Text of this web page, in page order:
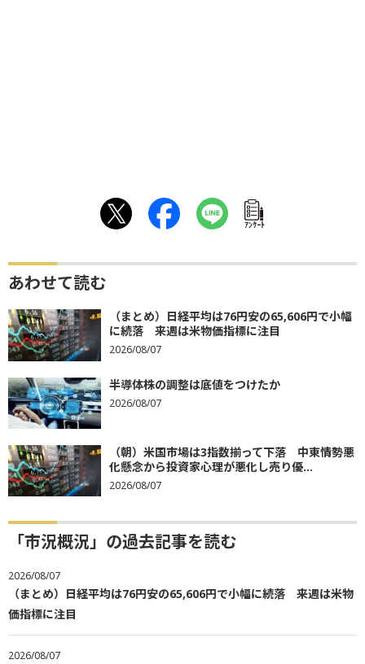
ｱﾝｹｰﾄ
あわせて読む
（まとめ）日経平均は76円安の65,606円で小幅
に続落 来週は米物価指標に注目
2026/08/07
半導体株の調整は底値をつけたか
2026/08/07
（朝）米国市場は3指数揃って下落 中東情勢悪
化懸念から投資家心理が悪化し売り優...
2026/08/07
「市況概況」の過去記事を読む
2026/08/07
（まとめ）日経平均は76円安の65,606円で小幅に続落 来週は米物
価指標に注目
2026/08/07